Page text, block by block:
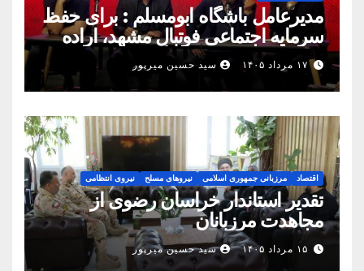
مدیرعامل باشگاه ابومسلم : برای حفظ
سرمایه اجتماعی فوتبال مشهد، اراده
مشترک استان شکل بگیرد
۱۷ مرداد ۱۴۰۵ سید حسین میرپور
اقتصاد مرزبانی جمهوری اسلامی نیروهای مسلح نیروی انتظامی
تقدیر استاندار خراسان رضوی از
مجاهدت مرزبانان
۱۵ مرداد ۱۴۰۵ سید حسین میرپور